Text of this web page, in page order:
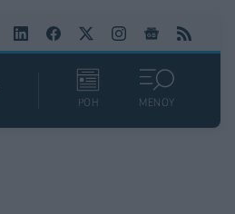
ΡΟΗ ΜΕΝΟΥ